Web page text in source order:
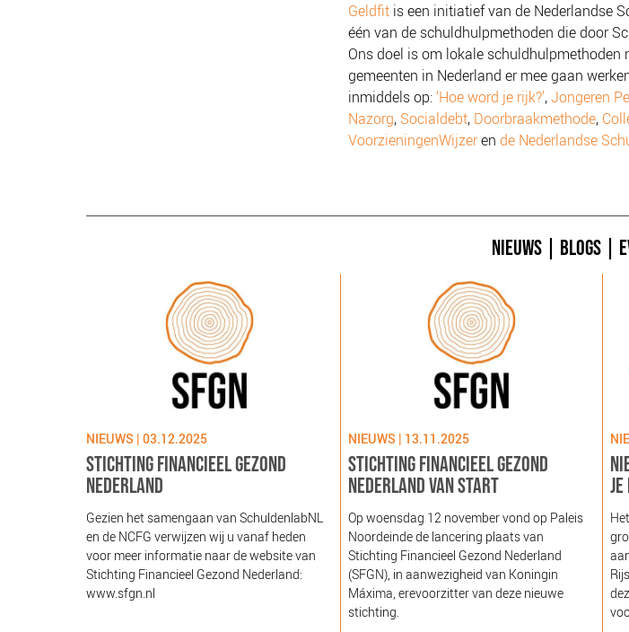
Geldfitis een initiatief van de Nederlandse
één van de schuldhulpmethoden die door
Ons doel is om lokale
gemeenten in Nederland er mee gaan
inmiddels op:‘Hoe word je rijk?’,Jongeren
Nazorg, Socialdebt, Doorbraakmethode,
VoorzieningenWijzeren de Nederlandse
NIEUWS BLOGS
NIEUWS | 03.12.2025
STICHTING FINANCIEEL GEZOND
NEDERLAND
Gezien het samengaan van SchuldenlabNL
en de NCFG verwijzen wij u vanaf heden
voor meer informatie naar de website van
Stichting Financieel Gezond Nederland:
www.sfgn.nl
NIEUWS | 13.11.2025
STICHTING FINANCIEEL GEZOND
NEDERLAND VAN START
Op woensdag 12 november vond op Paleis
Noordeinde de lancering plaats van
Stichting Financieel Gezond Nederland
(SFGN), in aanwezigheid van Koningin
Máxima, erevoorzitter van deze nieuwe
stichting.
JE